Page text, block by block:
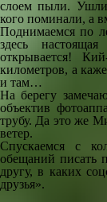
слоем пыли.
кого поминали, а
Поднимаемся по
здесь
открывается!
километров, а
и там…
На берегу
объектив
трубу. Да это же
ветер.
Спускаемся с
обещаний писать
другу, в каких
друзья».